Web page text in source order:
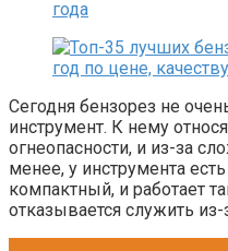
Сегодня бензорез не
инструмент. К нему
огнеопасности, и из-за
менее, у инструмента
компактный, и работает
отказывается служить из-